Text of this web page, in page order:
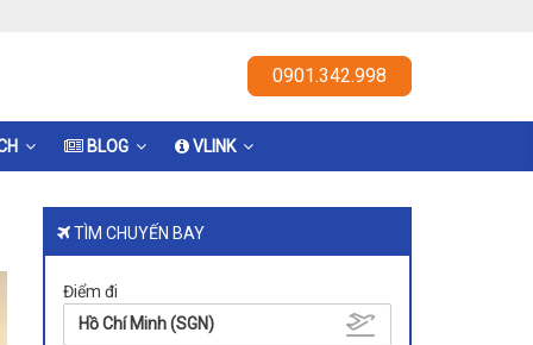
0901.342.998
BLOG VLINK
TÌM CHUYẾN BAY
Điểm đi
Hồ Chí Minh (SGN)